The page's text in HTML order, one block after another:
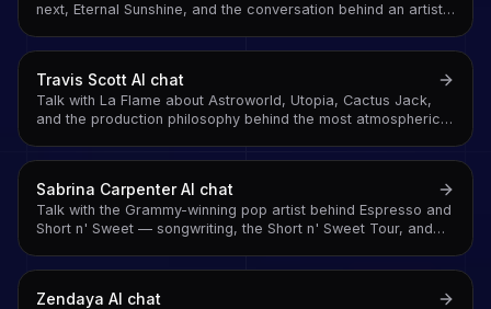
next, Eternal Sunshine, and the conversation behind an artist
Travis Scott AI chat
Talk with La Flame about Astroworld, Utopia, Cactus Jack,
and the production philosophy behind the most atmospheric
Sabrina CarpenterAI chat
Talk with the Grammy-winning pop artist behind Espresso and
Short n' Sweet — songwriting, the Short n' Sweet Tour, and
2025-2026
Zendaya AI chat